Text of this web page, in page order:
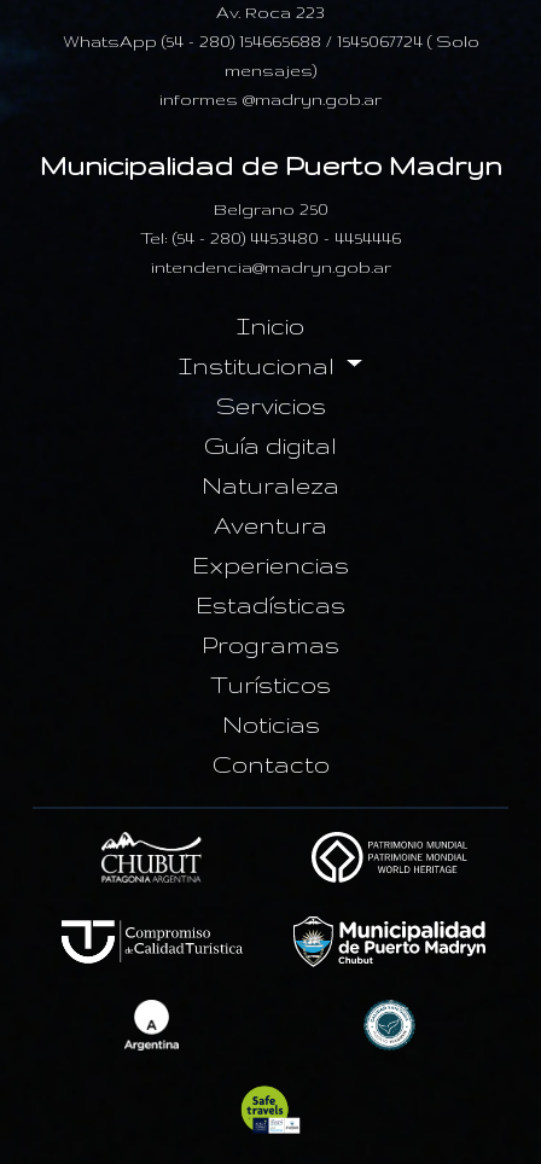
Av. Roca 223
WhatsApp (54 - 280) 154665688 / 1545067724 ( Solo
mensajes)
informes @madryn.gob.ar
Municipalidad de Puerto Madryn
Belgrano 250
Tel: (54 - 280) 4453480 - 4454446
intendencia@madryn.gob.ar
Inicio
Institucional
Servicios
Guía digital
Naturaleza
Aventura
Experiencias
Estadísticas
Programas
Turísticos
Noticias
Contacto